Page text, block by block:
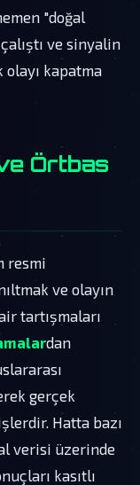
"doğal
çalıştı ve sinyalin
olayı kapatma
Örtbas
resmi
ve olayın
tartışmaları
dan
gerçek
Hatta bazı
verisi üzerinde
kasıtlı